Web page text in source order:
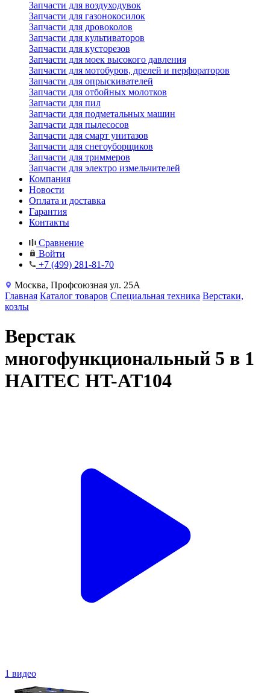
Запчасти для воздуходувок
Запчасти для газонокосилок
Запчасти для дровоколов
Запчасти для культиваторов
Запчасти для кусторезов
Запчасти для моек высокого давления
Запчасти для мотобуров, дрелей и перфораторов
Запчасти для опрыскивателей
Запчасти для отбойных молотков
Запчасти для пил
Запчасти для подметальных машин
Запчасти для пылесосов
Запчасти для смарт унитазов
Запчасти для снегоуборщиков
Запчасти для триммеров
Запчасти для электро измельчителей
Компания
Новости
Оплата и доставка
Гарантия
Контакты
Сравнение
Войти
+7 (499) 281-81-70
Москва, Профсоюзная ул. 25А
Главная Каталог товаров Специальная техника Верстаки,
козлы
Верстак
многофункциональный 5 в 1
HAITEC HT-AT104
1 видео